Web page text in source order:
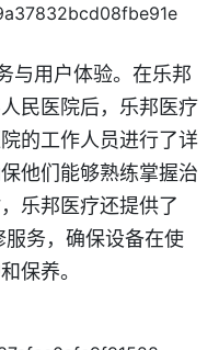
用户体验。在乐邦
民医院后，乐邦医疗
的工作人员进行了详
他们能够熟练掌握治
乐邦医疗还提供了
务，确保设备在使
保养。